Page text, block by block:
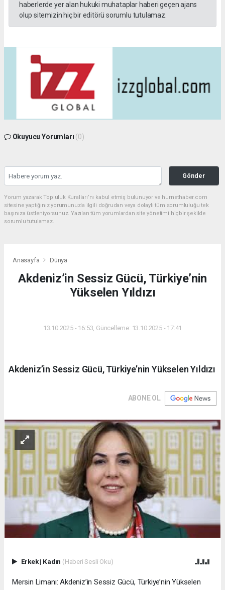
haberlerde yer alan hukuki muhataplar haberi geçen ajans
olup sitemizin hiç bir editörü sorumlu tutulamaz.
Okuyucu Yorumları (0)
Gönder
Yorum yazarak Topluluk Kuralları’nı kabul etmiş bulunuyor ve hurnethaber.com
sitesine yaptığınız yorumunuzla ilgili doğrudan veya dolaylı tüm sorumluluğu tek
başınıza üstleniyorsunuz. Yazılan tüm yorumlardan site yönetimi hiçbir şekilde
sorumlu tutulamaz.
Anasayfa Dünya
Akdeniz’in Sessiz Gücü, Türkiye’nin
Yükselen Yıldızı
13.10.2025 - 16:53, Güncelleme: 13.10.2025 - 17:41
Akdeniz’in Sessiz Gücü, Türkiye’nin Yükselen Yıldızı
ABONE OL
Erkek| Kadın (Haberi Sesli Oku)
Mersin Limanı: Akdeniz’in Sessiz Gücü, Türkiye’nin Yükselen